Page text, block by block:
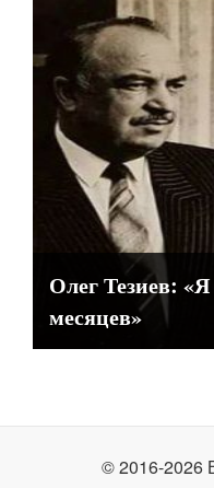
Олег Тезиев:
месяцев»
© 2016-2026